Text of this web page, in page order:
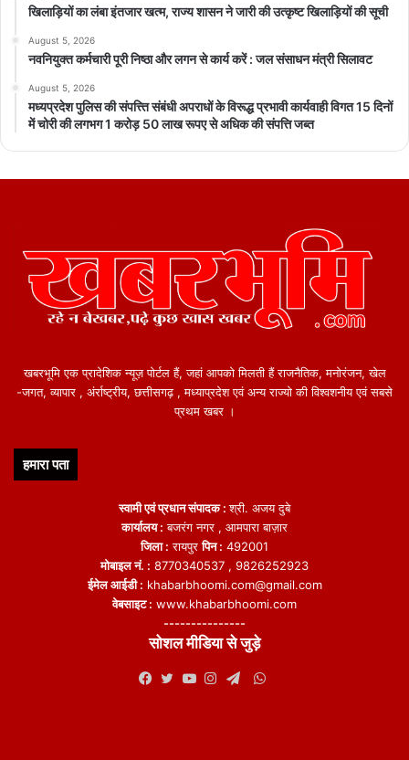
खिलाड़ियों का लंबा इंतजार खत्म, राज्य शासन ने जारी की उत्कृष्ट खिलाड़ियों की सूची
August 5, 2026
नवनियुक्त कर्मचारी पूरी निष्ठा और लगन से कार्य करें : जल संसाधन मंत्री सिलावट
August 5, 2026
मध्यप्रदेश पुलिस की संपत्त्ति संबंधी अपराधों के विरूद्ध प्रभावी कार्यवाही विगत 15 दिनों
में चोरी की लगभग 1 करोड़ 50 लाख रूपए से अधिक की संपत्ति जब्‍त
खबरभूमि एक प्रादेशिक न्यूज़ पोर्टल हैं, जहां आपको मिलती हैं राजनैतिक, मनोरंजन, खेल
-जगत, व्यापार , अंर्राष्ट्रीय, छत्तीसगढ़ , मध्याप्रदेश एवं अन्य राज्यो की विश्वशनीय एवं सबसे
प्रथम खबर ।
हमारा पता
स्वामी एवं प्रधान संपादक :श्री. अजय दुबे
कार्यालय : बजरंग नगर , आमपारा बाज़ार
जिला : रायपुरपिन : 492001
मोबाइल नं. : 8770340537 , 9826252923
ईमेल आईडी : khabarbhoomi.com@gmail.com
वेबसाइट : www.khabarbhoomi.com
---------------
सोशल मीडिया से जुड़े
WhatsApp